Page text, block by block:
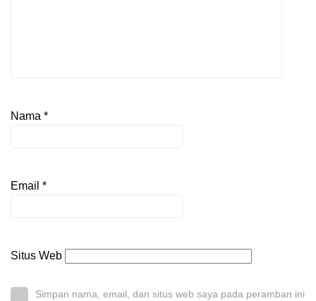
Nama *
Email *
Situs Web
Simpan nama, email, dan situs web saya pada peramban ini